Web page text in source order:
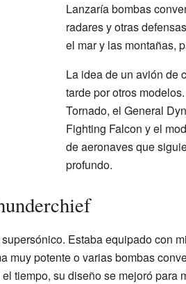
Lanzaría bombas
radares y otras
el mar y las montañas,
La idea de un avión de
tarde por otros
Tornado, el General
Fighting Falcon y el
de aeronaves que
profundo.
Estaba equipado con
muy potente o varias bombas
tiempo, su diseño se mejoró